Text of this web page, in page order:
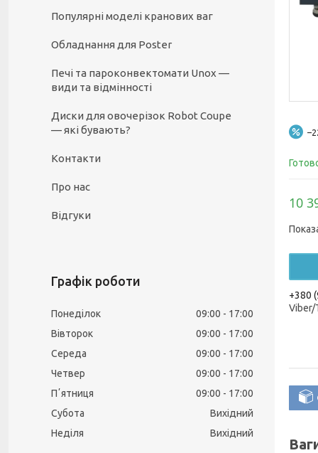
10
+380
Viber/
Популярні моделі кранових ваг
Обладнання для Poster
Печі та пароконвектомати Unox —
види та відмінності
Диски для овочерізок Robot Coupe
— які бувають?
Контакти
Про нас
Відгуки
Графік роботи
Понеділок 09:00
17:00
Вівторок
09:00
17:00
Середа
09:00
17:00
Четвер
09:00
17:00
Пʼятниця
09:00
17:00
Субота
Вихідний
Неділя
Вихідний